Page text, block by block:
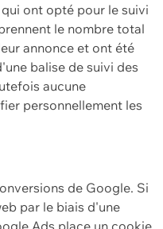
ont opté pour le suivi
le nombre total
annonce et ont été
balise de suivi des
aucune
personnellement les
de Google. Si
par le biais d'une